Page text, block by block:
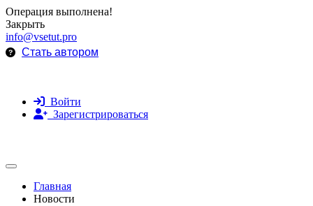
Операция выполнена!
Закрыть
info@vsetut.pro
Стать автором
Войти
Зарегистрироваться
Toggle navigation
Главная
Новости